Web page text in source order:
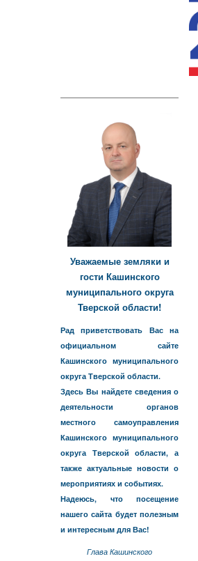
Уважаемые земляки и
гости Кашинского
муниципального округа
Тверской области!
Рад приветствовать Вас на
официальном сайте
Кашинского муниципального
округа Тверской области.
Здесь Вы найдете сведения о
деятельности органов
местного самоуправления
Кашинского муниципального
округа Тверской области, а
также актуальные новости о
мероприятиях и событиях.
Надеюсь, что посещение
нашего сайта будет полезным
и интересным для Вас!
Глава Кашинского